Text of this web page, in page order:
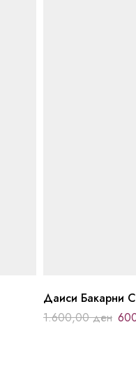
Даиси Бакарни
1.600,00ден